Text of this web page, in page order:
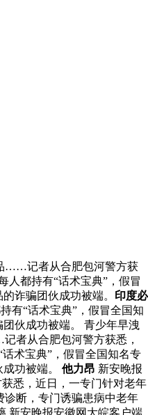
……记者从合肥包河警方获
人都持有“话术宝典”，假冒
诈骗团伙成功被端。 印度必
有“话术宝典”，假冒全国知
伙成功被端。 青少年早洩
者从合肥包河警方获悉，
术宝典”，假冒全国知名专
功被端。 他力昂 新安晚报
悉，近日，一专门针对老年
诊断，专门诱骗患病中老年
新安晚报安徽网大皖客户端